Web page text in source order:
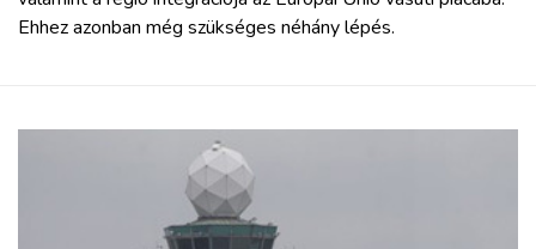
Ehhez azonban még szükséges néhány lépés.